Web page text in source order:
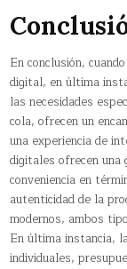
En conclusión,
digital, en última
las necesidades
cola, ofrecen un
una experiencia de
digitales ofrecen
conveniencia en
autenticidad de la
modernos, ambos
En última instancia,
individuales,